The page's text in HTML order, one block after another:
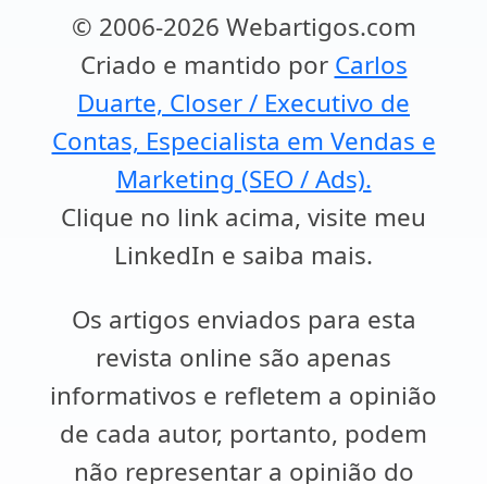
© 2006-2026 Webartigos.com
Criado e mantido por Carlos
Duarte, Closer / Executivo de
Contas, Especialista em Vendas e
Marketing (SEO / Ads).
Clique no link acima, visite meu
LinkedIn e saiba mais.
Os artigos enviados para esta
revista online são apenas
informativos e refletem a opinião
de cada autor, portanto, podem
não representar a opinião do